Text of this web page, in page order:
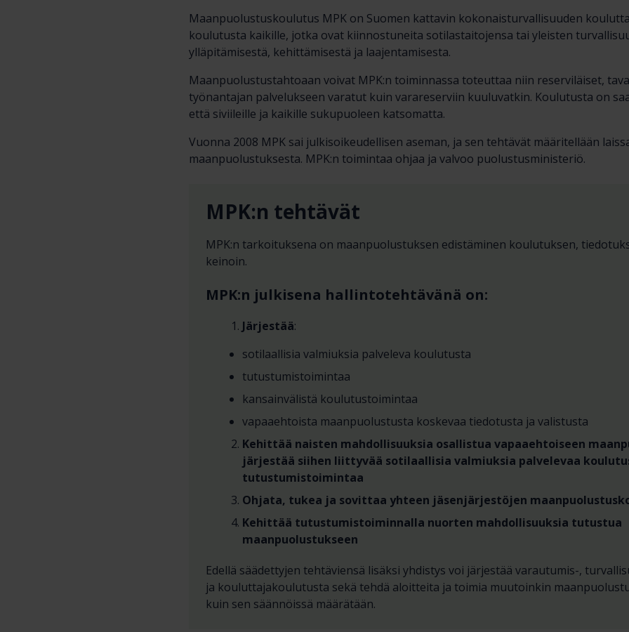
Maanpuolustuskoulutus MPK on Suomen kattavin kokonaisturvallisuuden
koulutusta kaikille, jotka ovat kiinnostuneita sotilastaitojensa tai yleisten
ylläpitämisestä, kehittämisestä ja laajentamisesta.
Maanpuolustustahtoaan voivat MPK:n toiminnassa toteuttaa niin reserviläiset,
työnantajan palvelukseen varatut kuin varareserviin kuuluvatkin. Koulutusta on
että siviileille ja kaikille sukupuoleen katsomatta.
Vuonna 2008 MPK sai julkisoikeudellisen aseman, ja sen tehtävät määritellään
maanpuolustuksesta. MPK:n toimintaa ohjaa ja valvoo puolustusministeriö.
MPK:n tehtävät
MPK:n tarkoituksena on maanpuolustuksen edistäminen koulutuksen,
keinoin.
MPK:n julkisena hallintotehtävänä on:
Järjestää:
sotilaallisia valmiuksia palveleva koulutusta
tutustumistoimintaa
kansainvälistä koulutustoimintaa
vapaaehtoista maanpuolustusta koskevaa tiedotusta ja valistusta
Kehittää naisten mahdollisuuksia osallistua vapaaehtoiseen
järjestää siihen liittyvää sotilaallisia valmiuksia palvelevaa
tutustumistoimintaa
Ohjata, tukea ja sovittaa yhteen jäsenjärjestöjen
Kehittää tutustumistoiminnalla nuorten mahdollisuuksia tutustua
maanpuolustukseen
Edellä säädettyjen tehtäviensä lisäksi yhdistys voi järjestää varautumis-,
ja kouluttajakoulutusta sekä tehdä aloitteita ja toimia muutoinkin
kuin sen säännöissä määrätään.